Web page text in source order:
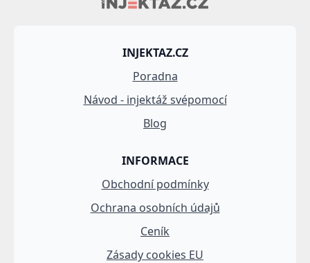
INJEKTAZ.CZ
Poradna
Návod - injektáž svépomocí
Blog
INFORMACE
Obchodní podmínky
Ochrana osobních údajů
Ceník
Zásady cookies EU